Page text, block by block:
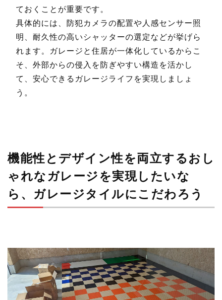
ておくことが重要です。
具体的には、防犯カメラの配置や人感センサー照
明、耐久性の高いシャッターの選定などが挙げら
れます。ガレージと住居が一体化しているからこ
そ、外部からの侵入を防ぎやすい構造を活かし
て、安心できるガレージライフを実現しましょ
う。
機能性とデザイン性を両立するおし
ゃれなガレージを実現したいな
ら、ガレージタイルにこだわろう